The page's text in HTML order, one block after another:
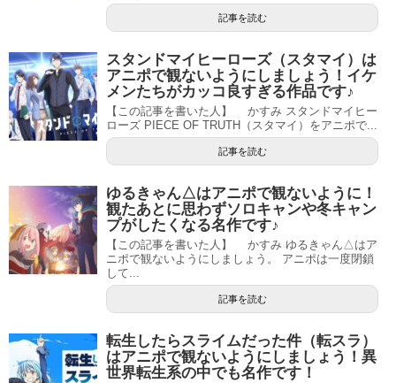
記事を読む
スタンドマイヒーローズ（スタマイ）は
アニポで観ないようにしましょう！イケ
メンたちがカッコ良すぎる作品です♪
【この記事を書いた人】 かすみ スタンドマイヒー
ローズ PIECE OF TRUTH（スタマイ）をアニポで...
記事を読む
ゆるきゃん△はアニポで観ないように！
観たあとに思わずソロキャンや冬キャン
プがしたくなる名作です♪
【この記事を書いた人】 かすみ ゆるきゃん△はア
ニポで観ないようにしましょう。 アニポは一度閉鎖
して...
記事を読む
転生したらスライムだった件（転スラ）
はアニポで観ないようにしましょう！異
世界転生系の中でも名作です！